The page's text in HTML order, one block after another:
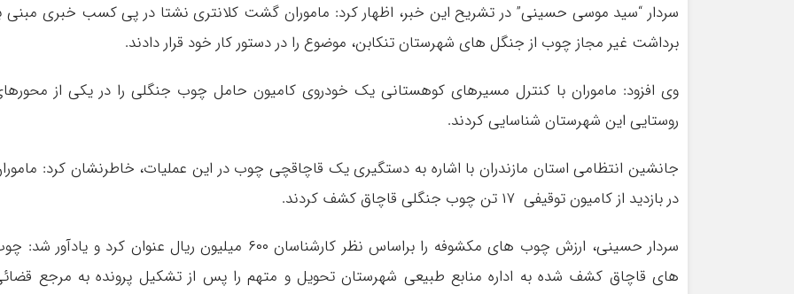
سردار “سید موسی حسینی” در تشریح این خبر، اظهار کرد: ماموران گشت کلانتری نشتا در پی کسب خبری مبنی
برداشت غیر مجاز چوب از جنگل های شهرستان تنکابن، موضوع را در دستور کار خود قرار دادند.
وی افزود: ماموران با کنترل مسیرهای کوهستانی یک خودروی کامیون حامل چوب جنگلی را در یکی از
روستایی این شهرستان شناسایی کردند.
جانشین انتظامی استان مازندران با اشاره به دستگیری یک قاچاقچی چوب در این عملیات، خاطرنشان کرد:
در بازدید از کامیون توقیفی ۱۷ تن چوب جنگلی قاچاق کشف کردند.
سردار حسینی، ارزش چوب های مکشوفه را براساس نظر کارشناسان ۶۰۰ میلیون ریال عنوان کرد و یادآور
های قاچاق کشف شده به اداره منابع طبیعی شهرستان تحویل و متهم را پس از تشکیل پرونده به مرجع